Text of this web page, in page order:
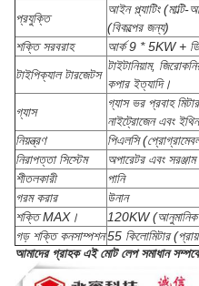
প্রযুক্তি
আইন প্ল্যাটিং
(বিকল্পের জন্য)
শক্তি সরবরাহ
আর্ক 9 * 5KW +
টাইপিক্যাল টারজেটস
টাইটানিয়াম,
কপার ইত্যাদি।
গ্যাস
গ্যাস ভর প্রবাহ
নাইট্রোজেন এবং
নিয়ন্ত্রণ
পিএলসি
নিরাপত্তা সিস্টেম
অপারেটর এবং
শীতলকারী
পানি
গরম করার
উনান
শক্তি MAX।
120KW
গড় শক্তি কনসাম্পশন55 কিলোমিটার
আমাদের গ্রাহক এই মোট লেপ সমাধান